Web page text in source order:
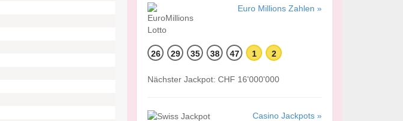
Euro Millions Zahlen »
26 29 35 38 47 1 2
Nächster Jackpot: CHF 16'000'000
Casino Jackpots »